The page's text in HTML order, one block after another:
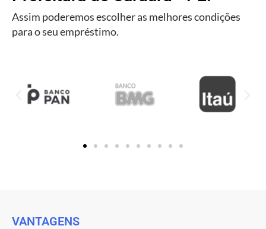
Assim poderemos escolher as melhores condições
para o seu empréstimo.
VANTAGENS